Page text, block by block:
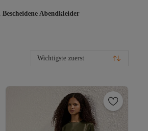
Abendkleider
Wichtigste zuerst